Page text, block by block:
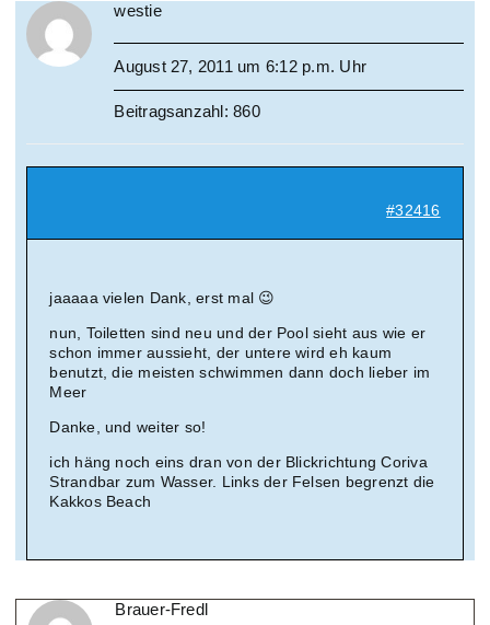
westie
August 27, 2011 um 6:12 p.m. Uhr
Beitragsanzahl: 860
#32416
jaaaaa vielen Dank, erst mal 😉
nun, Toiletten sind neu und der Pool sieht aus wie er
schon immer aussieht, der untere wird eh kaum
benutzt, die meisten schwimmen dann doch lieber im
Meer
Danke, und weiter so!
ich häng noch eins dran von der Blickrichtung Coriva
Strandbar zum Wasser. Links der Felsen begrenzt die
Kakkos Beach
Brauer-Fredl